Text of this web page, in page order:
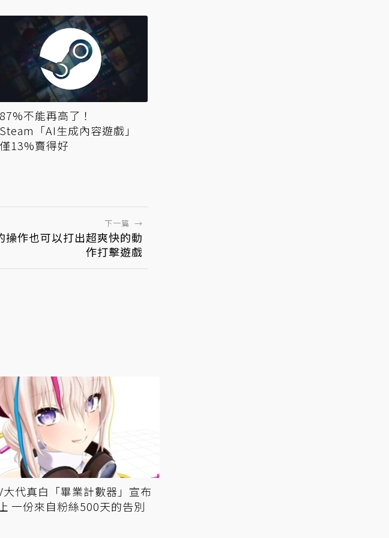
87%不能再高了！
Steam「AI生成內容遊戲」
僅13%賣得好
下一篇 →
操作也可以打出超爽快的動
作打擊遊戲
大代真白「畢業計數器」宣布
一份來自粉絲500天的告別